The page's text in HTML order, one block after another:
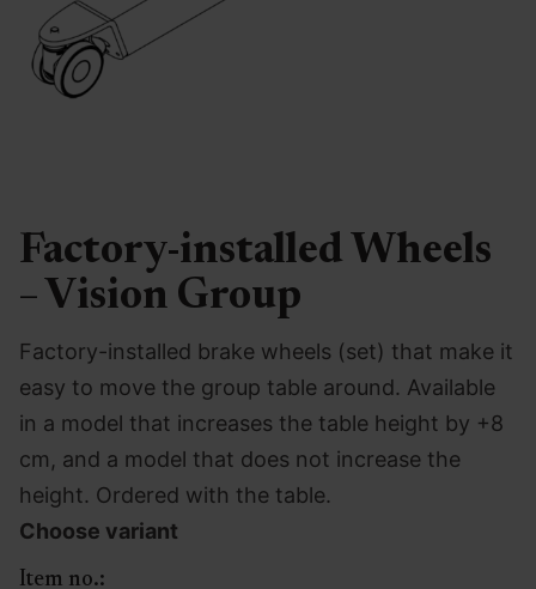
Factory-installed Wheels
– Vision Group
Factory-installed brake wheels (set) that make it
easy to move the group table around. Available
in a model that increases the table height by +8
cm, and a model that does not increase the
height. Ordered with the table.
Choose variant
Item no.: